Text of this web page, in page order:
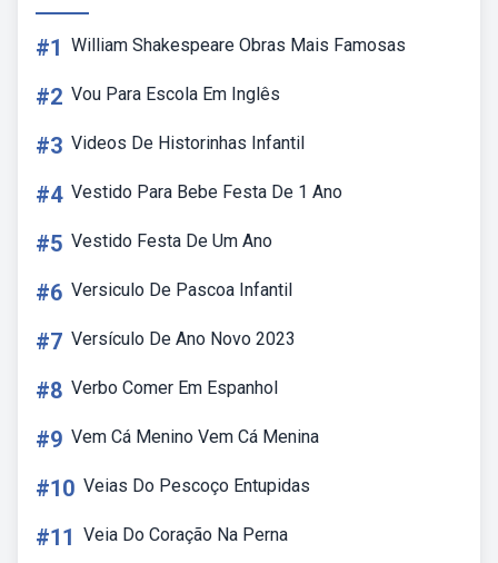
#1 William Shakespeare Obras Mais Famosas
#2 Vou Para Escola Em Inglês
#3 Videos De Historinhas Infantil
#4 Vestido Para Bebe Festa De 1 Ano
#5 Vestido Festa De Um Ano
#6 Versiculo De Pascoa Infantil
#7 Versículo De Ano Novo 2023
#8 Verbo Comer Em Espanhol
#9 Vem Cá Menino Vem Cá Menina
#10 Veias Do Pescoço Entupidas
#11 Veia Do Coração Na Perna